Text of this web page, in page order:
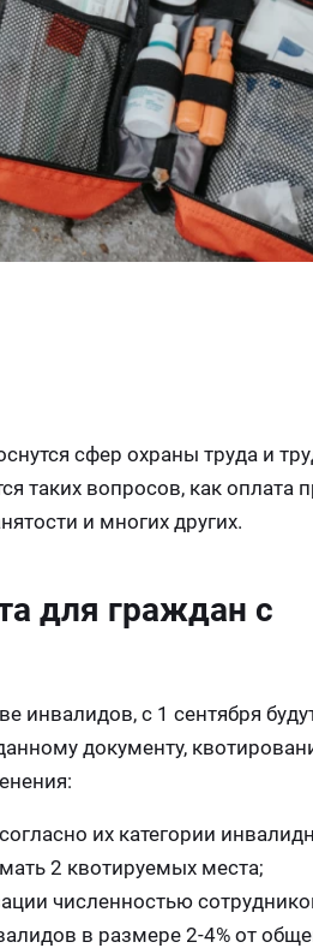
сфер охраны труда и
таких вопросов, как оплата
и многих других.
для граждан с
инвалидов, с 1 сентября
документу,
их категории
2 квотируемых места;
численностью
в размере 2-4% от